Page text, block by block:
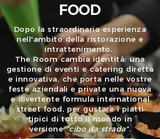
FOOD
Dopo la straordinaria esperienza
nell'ambito della ristorazione e
intrattenimento,
The Room cambia identità: una
gestione di eventi e catering diretta
e innovativa,che porta nelle vostre
feste aziendali e private una nuova
e divertente formula international
street food, per gustare i piatti
tipici di tutto il mondoin
versione"cibo da strada".